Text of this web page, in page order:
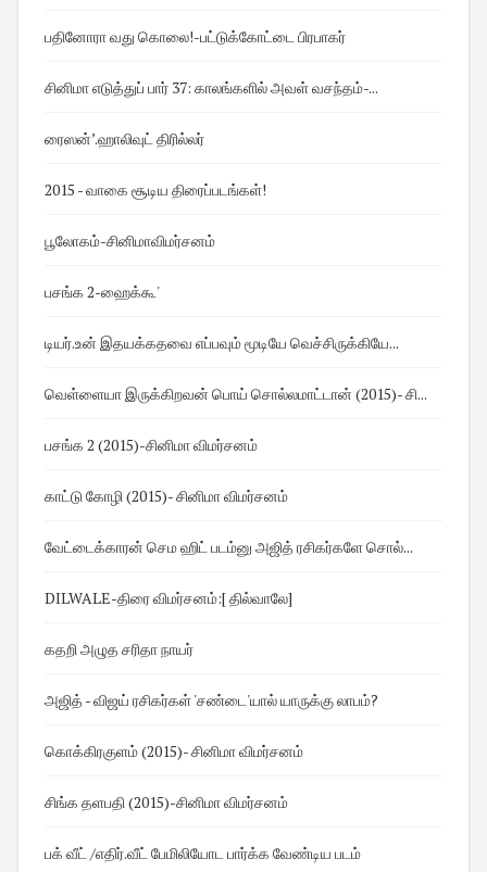
பதினோரா வது கொலை!-பட்டுக்கோட்டை பிரபாகர்
சினிமா எடுத்துப் பார் 37: காலங்களில் அவள் வசந்தம்-...
ரைஸன்’.ஹாலிவுட் திரில்லர்
2015 - வாகை சூடிய திரைப்படங்கள்!
பூலோகம்-சினிமாவிமர்சனம்
பசங்க 2-ஹைக்கூ'
டியர்.உன் இதயக்கதவை எப்பவும் மூடியே வெச்சிருக்கியே...
வெள்ளையா இருக்கிறவன் பொய் சொல்லமாட்டான் (2015)- சி...
பசங்க 2 (2015)-சினிமா விமர்சனம்
காட்டு கோழி (2015)- சினிமா விமர்சனம்
வேட்டைக்காரன் செம ஹிட் படம்னு அஜித் ரசிகர்களே சொல்...
DILWALE-திரை விமர்சனம்:[ தில்வாலே]
கதறி அழுத சரிதா நாயர்
அஜித் - விஜய் ரசிகர்கள் 'சண்டை'யால் யாருக்கு லாபம்?
கொக்கிரகுளம் (2015)- சினிமா விமர்சனம்
சிங்க தளபதி (2015)-சினிமா விமர்சனம்
பக் வீட் /எதிர்.வீட் பேமிலியோட பார்க்க வேண்டிய படம்